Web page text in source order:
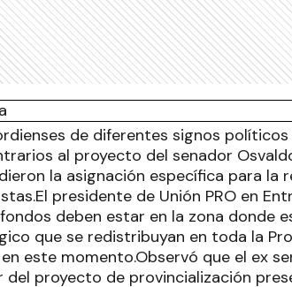
de diferentes signos
al proyecto del senador
la asignación específica para la
presidente de Unión PRO en
deben estar en la zona donde
que se redistribuyan en toda la
este momento.Observó que el ex
del proyecto de provincialización